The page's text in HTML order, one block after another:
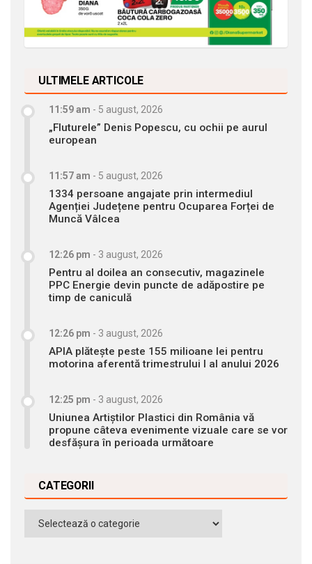
ULTIMELE ARTICOLE
11:59 am - 5 august, 2026
„Fluturele” Denis Popescu, cu ochii pe aurul
european
11:57 am - 5 august, 2026
1334 persoane angajate prin intermediul
Agenției Județene pentru Ocuparea Forței de
Muncă Vâlcea
12:26 pm - 3 august, 2026
Pentru al doilea an consecutiv, magazinele
PPC Energie devin puncte de adăpostire pe
timp de caniculă
12:26 pm - 3 august, 2026
APIA plătește peste 155 milioane lei pentru
motorina aferentă trimestrului I al anului 2026
12:25 pm - 3 august, 2026
Uniunea Artiștilor Plastici din România vă
propune câteva evenimente vizuale care se vor
desfășura în perioada următoare
CATEGORII
Categorii